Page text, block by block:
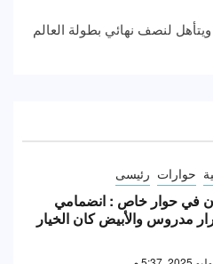
لنصف نهائي بطولة العالم
حوارات رئيسى
في حوار خاص : انضمامي
مدروس والأبيض كان الخيار